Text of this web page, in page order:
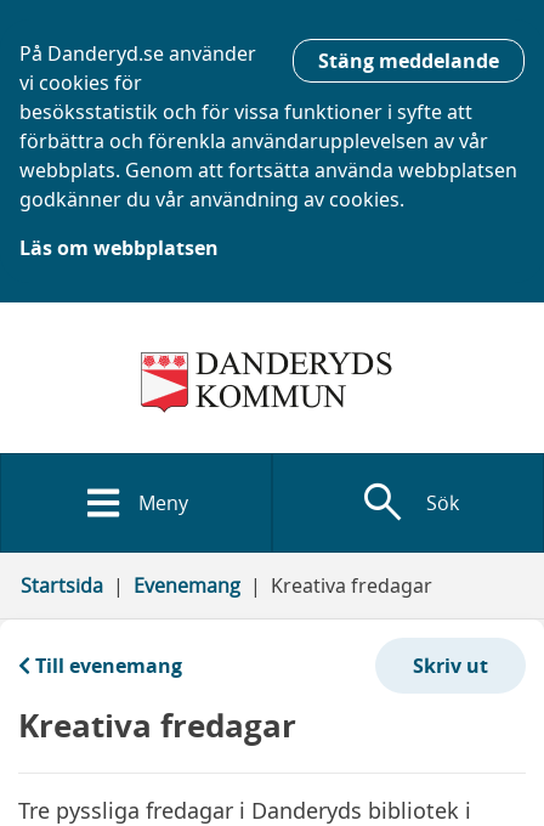
Stäng meddelande
På Danderyd.se använder
vi cookies för
besöksstatistik och för vissa funktioner i syfte att
förbättra och förenkla användarupplevelsen av vår
webbplats. Genom att fortsätta använda webbplatsen
godkänner du vår användning av cookies.
Läs om webbplatsen
Meny search Sök
Startsida Evenemang Kreativa fredagar
Till evenemang
Kreativa fredagar
Tre pyssliga fredagar i Danderyds bibliotek i